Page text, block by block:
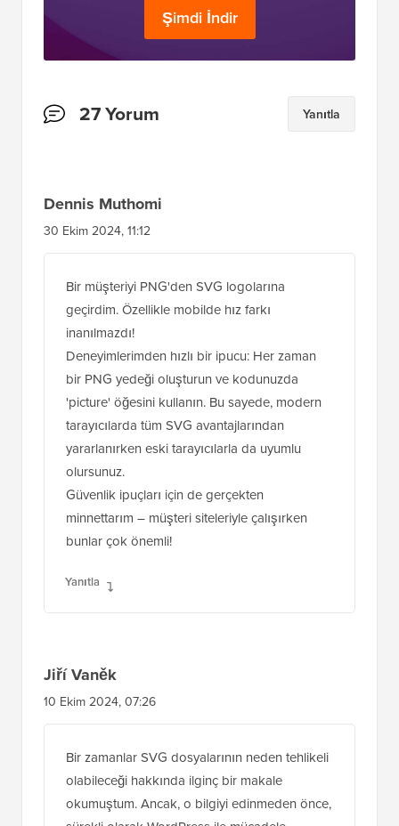
Şimdi İndir
Okuyucu27 Yorum Yanıtla
Dennis Muthomi
30 Ekim 2024, 11:12
Bir müşteriyi PNG'den SVG logolarına
geçirdim. Özellikle mobilde hız farkı
inanılmazdı!
Deneyimlerimden hızlı bir ipucu: Her zaman
bir PNG yedeği oluşturun ve kodunuzda
'picture' öğesini kullanın. Bu sayede, modern
tarayıcılarda tüm SVG avantajlarından
yararlanırken eski tarayıcılarla da uyumlu
olursunuz.
Güvenlik ipuçları için de gerçekten
minnettarım – müşteri siteleriyle çalışırken
bunlar çok önemli!
Yanıtla
Jiří Vaněk
10 Ekim 2024, 07:26
Bir zamanlar SVG dosyalarının neden tehlikeli
olabileceği hakkında ilginç bir makale
okumuştum. Ancak, o bilgiyi edinmeden önce,